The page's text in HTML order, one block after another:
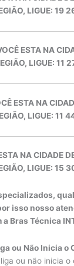
LIGUE: 19
ESTA NA
LIGUE: 11
ESTA NA
LIGUE: 11
NA CIDADE
LIGUE: 15
isso nosso
Bras Técnica
ou Não Inicia o
ou não inicia